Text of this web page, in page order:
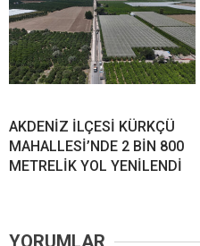
AKDENİZ İLÇESİ KÜRKÇÜ
MAHALLESİ’NDE 2 BİN 800
METRELİK YOL YENİLENDİ